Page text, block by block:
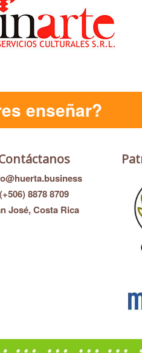
aprender?
(+506) 8878 8709
José, Costa Rica